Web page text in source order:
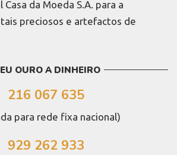
da Moeda S.A. para a
preciosos e artefactos de
OURO A DINHEIRO
216 067 635
para rede fixa nacional)
929 262 933